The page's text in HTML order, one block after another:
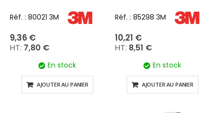
Réf. : 80021 3M
9,36 €
7,80 €
En stock
AJOUTER AU PANIER
Réf. : 85298 3M
10,21 €
8,51 €
En stock
AJOUTER AU PANIER